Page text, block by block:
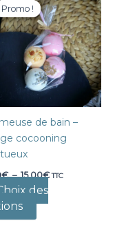
Promo !
Promo !
de bain –
cocooning
€ – 15,00€Plage
TTC
des
Ce
produit